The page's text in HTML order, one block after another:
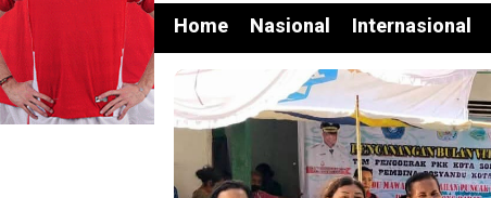
Home Nasional Internasional